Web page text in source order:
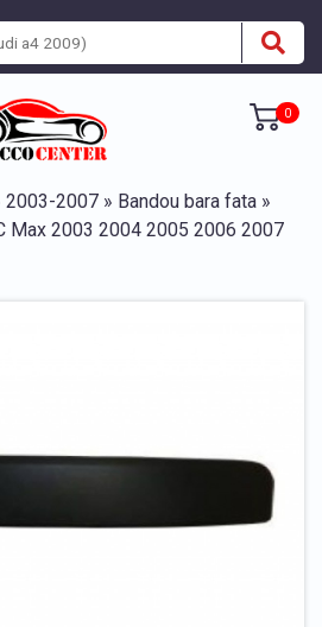
0
2003-2007 » Bandou bara fata »
Max 2003 2004 2005 2006 2007